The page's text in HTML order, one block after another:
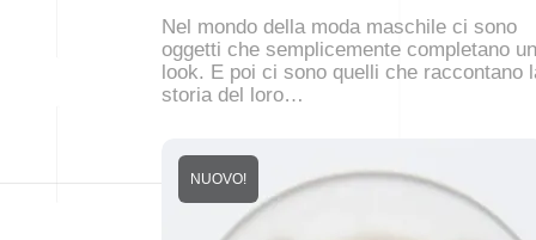
Nel mondo della moda maschile ci sono
oggetti che semplicemente completano un
look. E poi ci sono quelli che raccontano
storia del loro…
NUOVO!